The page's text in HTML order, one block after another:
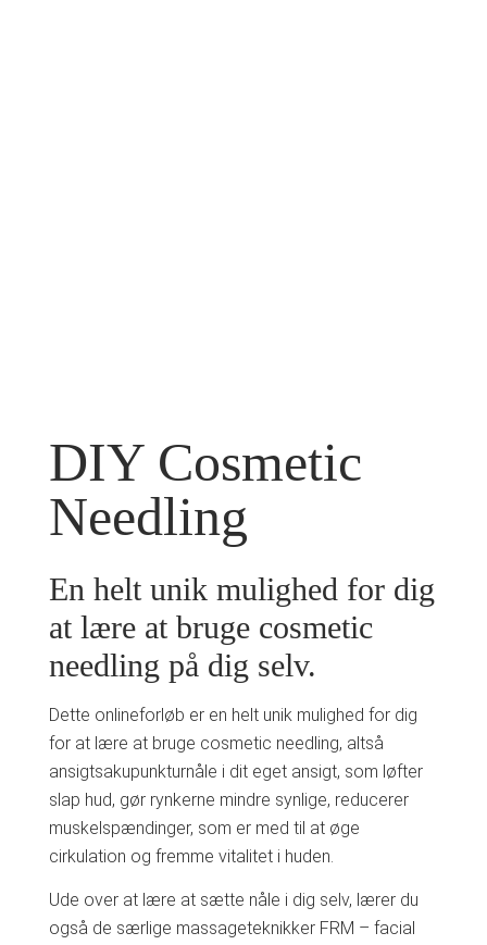
DIY Cosmetic
Needling
En helt unik mulighed for dig
at lære at bruge cosmetic
needling på dig selv.
Dette onlineforløb er en helt unik mulighed for dig
for at lære at bruge cosmetic needling, altså
ansigtsakupunkturnåle i dit eget ansigt, som løfter
slap hud, gør rynkerne mindre synlige, reducerer
muskelspændinger, som er med til at øge
cirkulation og fremme vitalitet i huden.
Ude over at lære at sætte nåle i dig selv, lærer du
også de særlige massageteknikker FRM – facial